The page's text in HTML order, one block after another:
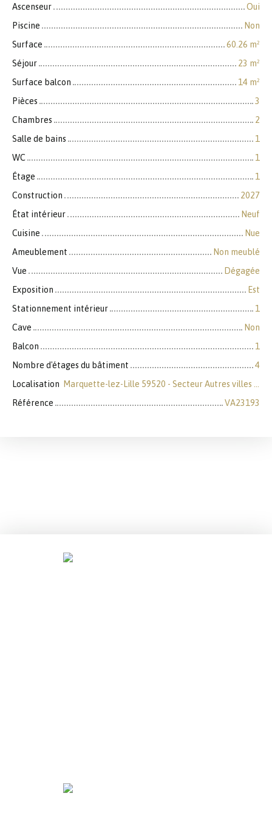
Ascenseur
Oui
Piscine
Non
Surface
60.26 m²
Séjour
23 m²
Surface balcon
14 m²
Pièces
3
Chambres
2
Salle de bains
1
WC
1
Étage
1
Construction
2027
État intérieur
Neuf
Cuisine
Nue
Ameublement
Non meublé
Vue
Dégagée
Exposition
Est
Stationnement intérieur
1
Cave
Non
Balcon
1
Nombre d'étages du bâtiment
4
Localisation
Marquette-lez-Lille 59520 - Secteur Autres villes du Nord
Référence
VA23193